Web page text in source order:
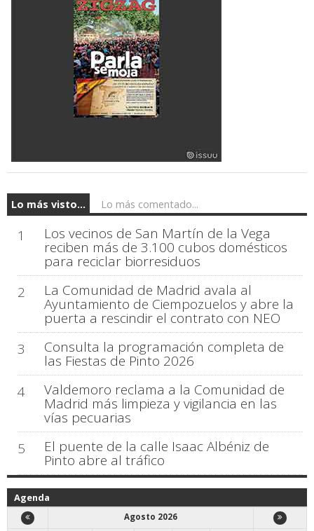
Lo más visto... Lo más comentado...
1 Los vecinos de San Martín de la Vega
reciben más de 3.100 cubos domésticos
para reciclar biorresiduos
2
La Comunidad de Madrid avala al
Ayuntamiento de Ciempozuelos y abre la
puerta a rescindir el contrato con NEO
3
Consulta la programación completa de
las Fiestas de Pinto 2026
4
Valdemoro reclama a la Comunidad de
Madrid más limpieza y vigilancia en las
vías pecuarias
5
El puente de la calle Isaac Albéniz de
Pinto abre al tráfico
Agenda
Agosto 2026